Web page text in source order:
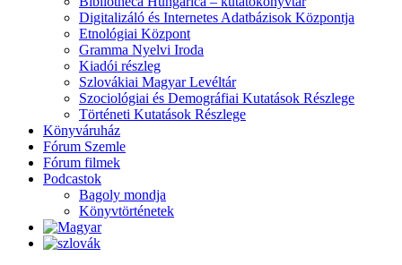
Digitalizáló és Internetes Adatbázisok Központja
Etnológiai Központ
Gramma Nyelvi Iroda
Kiadói részleg
Szlovákiai Magyar Levéltár
Szociológiai és Demográfiai Kutatások Részlege
Történeti Kutatások Részlege
Könyváruház
Fórum Szemle
Fórum filmek
Podcastok
Bagoly mondja
Könyvtörténetek